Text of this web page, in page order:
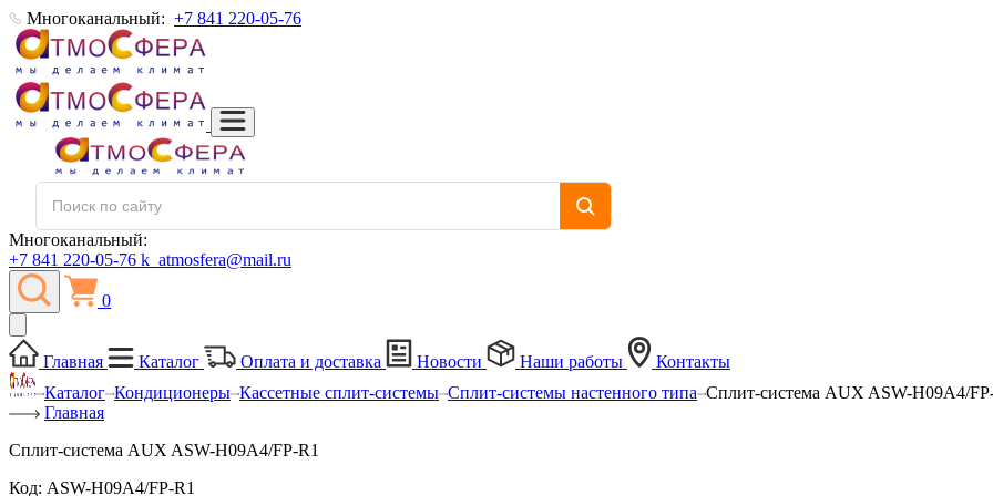
Многоканальный: +7 841 220-05-76
Многоканальный:
+7 841 220-05-76 k_atmosfera@mail.ru
0
Главная Каталог Оплата и доставка Новости Наши работы
Контакты
Каталог Кондиционеры Кассетные сплит-системы Сплит-системы настенного типа Сплит-система AUX ASW-H09A4/
Главная
Сплит-система AUX ASW-H09A4/FP-R1
Код: ASW-H09A4/FP-R1